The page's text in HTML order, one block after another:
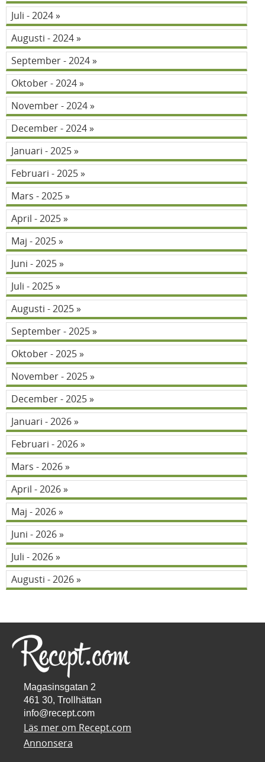
Juli - 2024
Augusti - 2024
September - 2024
Oktober - 2024
November - 2024
December - 2024
Januari - 2025
Februari - 2025
Mars - 2025
April - 2025
Maj - 2025
Juni - 2025
Juli - 2025
Augusti - 2025
September - 2025
Oktober - 2025
November - 2025
December - 2025
Januari - 2026
Februari - 2026
Mars - 2026
April - 2026
Maj - 2026
Juni - 2026
Juli - 2026
Augusti - 2026
Magasinsgatan 2
461 30, Trollhättan
info@recept.com
Läs mer om Recept.com
Annonsera